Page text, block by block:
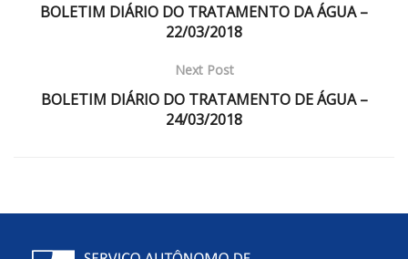
BOLETIM DIÁRIO DO TRATAMENTO DA ÁGUA –
22/03/2018
Next Post
BOLETIM DIÁRIO DO TRATAMENTO DE ÁGUA –
24/03/2018